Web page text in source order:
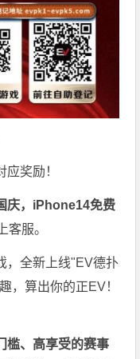
奖励！
庆，iPhone14免费
客服。
，全新上线"EV德扑
，算出你的正EV！
槛、高享受的赛事